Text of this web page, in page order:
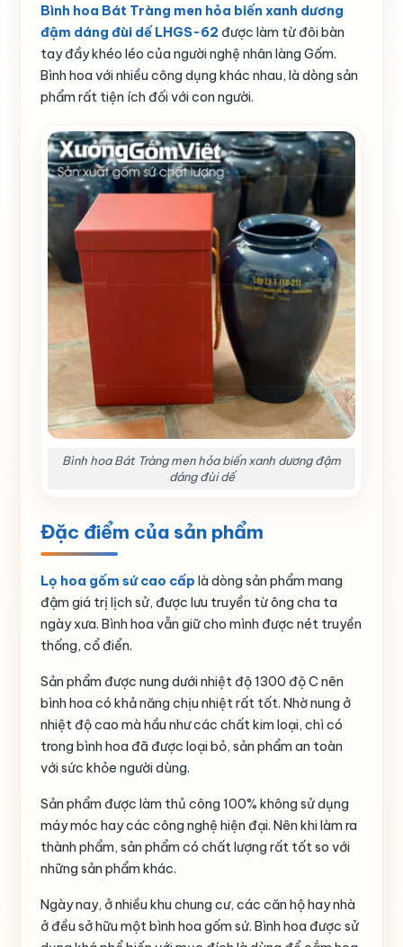
Bình hoa Bát Tràng men hỏa biến xanh dương
đậm dáng đùi dế LHGS-62 được làm từ đôi bàn
tay đầy khéo léo của người nghệ nhân làng Gốm.
Bình hoa với nhiều công dụng khác nhau, là dòng sản
phẩm rất tiện ích đối với con người.
Bình hoa Bát Tràng men hỏa biến xanh dương đậm
dáng đùi dế
Đặc điểm của sản phẩm
Lọ hoa gốm sứ cao cấp là dòng sản phẩm mang
đậm giá trị lịch sử, được lưu truyền từ ông cha ta
ngày xưa. Bình hoa vẫn giữ cho mình được nét truyền
thống, cổ điển.
Sản phẩm được nung dưới nhiệt độ 1300 độ C nên
bình hoa có khả năng chịu nhiệt rất tốt. Nhờ nung ở
nhiệt độ cao mà hầu như các chất kim loại, chì có
trong bình hoa đã được loại bỏ, sản phẩm an toàn
với sức khỏe người dùng.
Sản phẩm được làm thủ công 100% không sử dụng
máy móc hay các công nghệ hiện đại. Nên khi làm ra
thành phẩm, sản phẩm có chất lượng rất tốt so với
những sản phẩm khác.
Ngày nay, ở nhiều khu chung cư, các căn hộ hay nhà
ở đều sở hữu một bình hoa gốm sứ. Bình hoa được sử